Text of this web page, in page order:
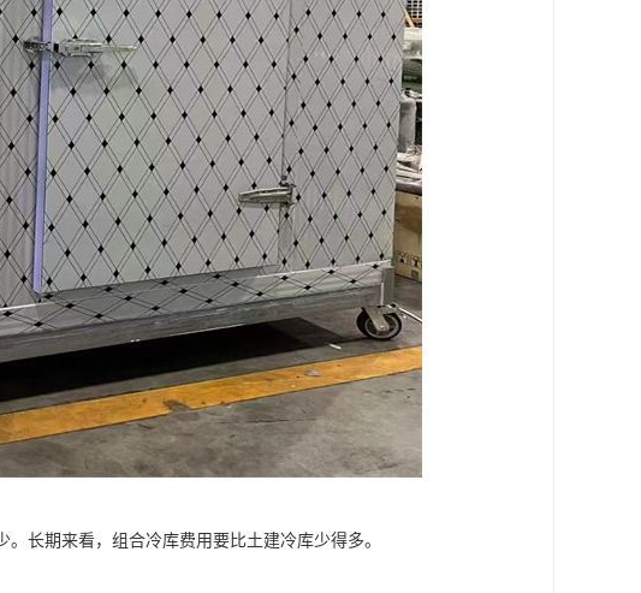
长期来看，组合冷库费用要比土建冷库少得多。